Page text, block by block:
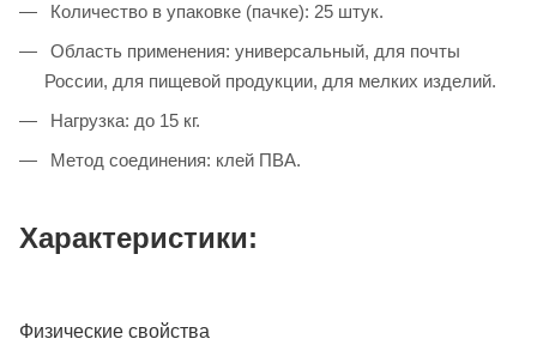
Количество в упаковке (пачке): 25 штук.
Область применения: универсальный, для почты
России, для пищевой продукции, для мелких изделий.
Нагрузка: до 15 кг.
Метод соединения: клей ПВА.
Характеристики:
Физические свойства